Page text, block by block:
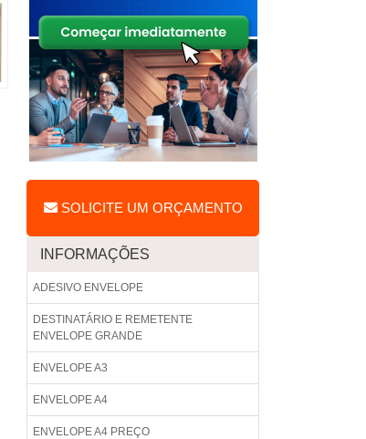
SOLICITE UM ORÇAMENTO
INFORMAÇÕES
ADESIVO ENVELOPE
DESTINATÁRIO E REMETENTE
ENVELOPE GRANDE
ENVELOPE A3
ENVELOPE A4
ENVELOPE A4 PREÇO